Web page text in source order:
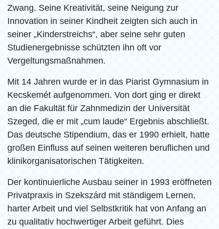
Zwang. Seine Kreativität, seine Neigung zur
Innovation in seiner Kindheit zeigten sich auch in
seiner „Kinderstreichs“, aber seine sehr guten
Studienergebnisse schützten ihn oft vor
Vergeltungsmaßnahmen.
Mit 14 Jahren wurde er in das Piarist Gymnasium in
Kecskemét aufgenommen. Von dort ging er direkt
an die Fakultät für Zahnmedizin der Universität
Szeged, die er mit „cum laude“ Ergebnis abschließt.
Das deutsche Stipendium, das er 1990 erhielt, hatte
großen Einfluss auf seinen weiteren beruflichen und
klinikorganisatorischen Tätigkeiten.
Der kontinuierliche Ausbau seiner in 1993 eröffneten
Privatpraxis in Szekszárd mit ständigem Lernen,
harter Arbeit und viel Selbstkritik hat von Anfang an
zu qualitativ hochwertiger Arbeit geführt. Dies